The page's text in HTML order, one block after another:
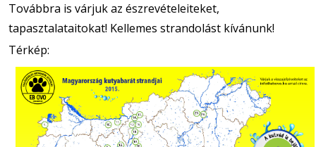
Továbbra is várjuk az észrevételeiteket,
tapasztalataitokat! Kellemes strandolást kívánunk!
Térkép: